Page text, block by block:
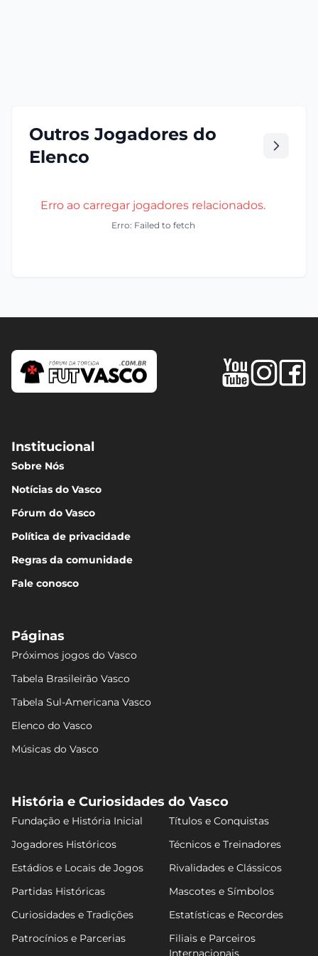
Outros Jogadores do
Elenco
Erro ao carregar jogadores relacionados.
Erro: Failed to fetch
Institucional
Sobre Nós
Notícias do Vasco
Fórum do Vasco
Política de privacidade
Regras da comunidade
Fale conosco
Páginas
Próximos jogos do Vasco
Tabela Brasileirão Vasco
Tabela Sul-Americana Vasco
Elenco do Vasco
Músicas do Vasco
História e Curiosidades do Vasco
Fundação e História Inicial
Títulos e Conquistas
Jogadores Históricos
Técnicos e Treinadores
Estádios e Locais de Jogos
Rivalidades e Clássicos
Partidas Históricas
Mascotes e Símbolos
Curiosidades e Tradições
Estatísticas e Recordes
Patrocínios e Parcerias
Filiais e Parceiros
Internacionais